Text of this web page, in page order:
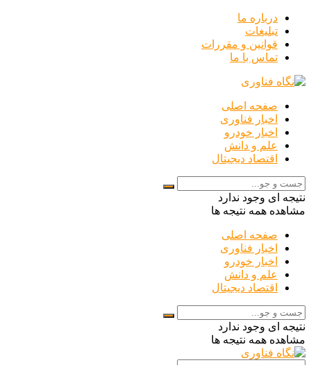
درباره ما
تبلیغات
قوانین و مقررات
تماس با ما
صفحه اصلی
اخبار فناوری
اخبار خودرو
علم و دانش
اقتصاد دیجیتال
نتیجه ای وجود ندارد
مشاهده همه نتیجه ها
صفحه اصلی
اخبار فناوری
اخبار خودرو
علم و دانش
اقتصاد دیجیتال
نتیجه ای وجود ندارد
مشاهده همه نتیجه ها